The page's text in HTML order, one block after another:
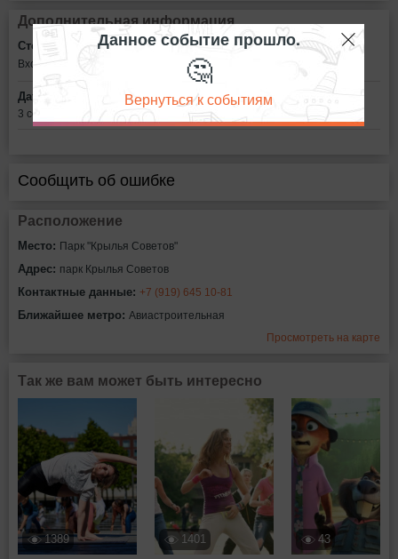
Дополнительная информация
Стоимость билетов:
Вход свободный
Дата:
3 сентября в 16:00
Сообщить об ошибке
Расположение
Место: Парк "Крылья Советов"
Адрес: парк Крылья Советов
Контактные данные: +7 (919) 645 10-81
Ближайшее метро: Авиастроительная
Просмотреть на карте
Так же вам может быть интересно
1389 1401 43
Данное событие прошло.
🤔
Вернуться к событиям